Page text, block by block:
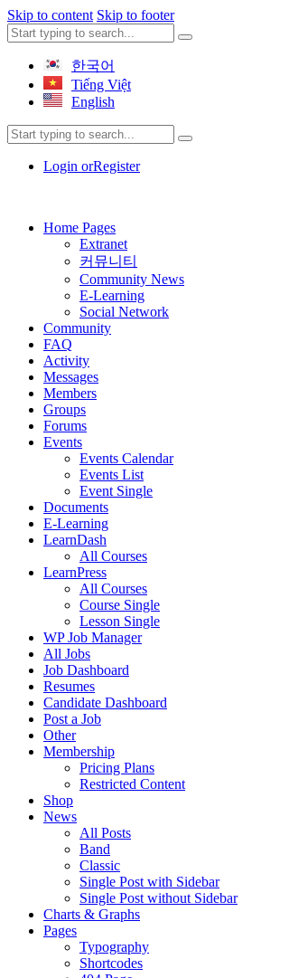
Skip to content Skip to footer
한국어
Tiếng Việt
English
Login orRegister
Home Pages
Extranet
커뮤니티
Community News
E-Learning
Social Network
Community
FAQ
Activity
Messages
Members
Groups
Forums
Events
Events Calendar
Events List
Event Single
Documents
E-Learning
LearnDash
All Courses
LearnPress
All Courses
Course Single
Lesson Single
WP Job Manager
All Jobs
Job Dashboard
Resumes
Candidate Dashboard
Post a Job
Other
Membership
Pricing Plans
Restricted Content
Shop
News
All Posts
Band
Classic
Single Post with Sidebar
Single Post without Sidebar
Charts & Graphs
Pages
Typography
Shortcodes